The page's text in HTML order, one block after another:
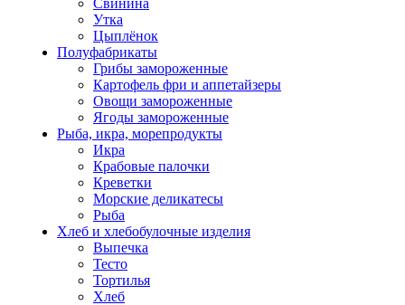
Свинина
Утка
Цыплёнок
Полуфабрикаты
Грибы замороженные
Картофель фри и аппетайзеры
Овощи замороженные
Ягоды замороженные
Рыба, икра, морепродукты
Икра
Крабовые палочки
Креветки
Морские деликатесы
Рыба
Хлеб и хлебобулочные изделия
Выпечка
Тесто
Тортилья
Хлеб